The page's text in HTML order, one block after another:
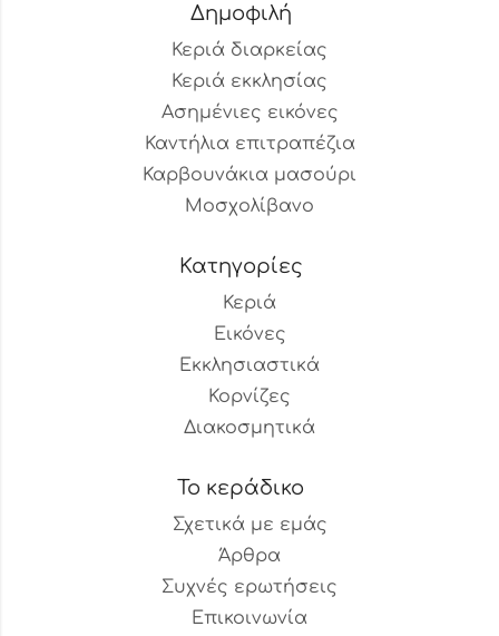
Δημοφιλή
Κεριά διαρκείας
Κεριά εκκλησίας
Ασημένιες εικόνες
Καντήλια επιτραπέζια
Καρβουνάκια μασούρι
Μοσχολίβανο
Κατηγορίες
Κεριά
Εικόνες
Εκκλησιαστικά
Κορνίζες
Διακοσμητικά
Το κεράδικο
Σχετικά με εμάς
Άρθρα
Συχνές ερωτήσεις
Επικοινωνία